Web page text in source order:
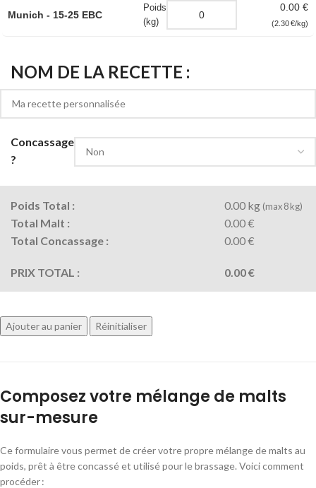
Munich - 15-25 EBC
Poids
(kg)
0.00 €
(2.30 €/kg)
NOM DE LA RECETTE :
Concassage
?
Poids Total : 0.00 kg (max 8 kg)
Total Malt :
0.00 €
Total Concassage :
0.00 €
PRIX TOTAL : 0.00 €
Ajouter au panier Réinitialiser
Composez votre mélange de malts
sur-mesure
Ce formulaire vous permet de créer votre propre mélange de malts au
poids, prêt à être concassé et utilisé pour le brassage. Voici comment
procéder :